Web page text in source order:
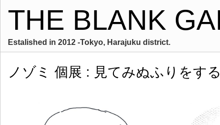
THE BLANK
Estalished in 2012 -Tokyo, Harajuku district.
ノゾミ 個展 : 見てみぬふりをす